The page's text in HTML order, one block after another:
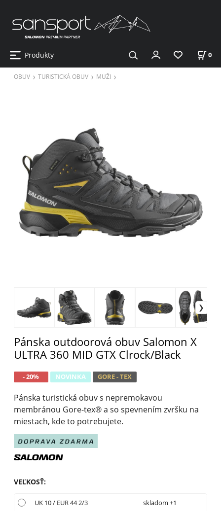
Produkty 0
OBUV TURISTICKÁ OBUV MUŽI
Pánska outdoorová obuv Salomon X
ULTRA 360 MID GTX Clrock/Black
- 20% NOVINKA GORE - TEX
Pánska turistická obuv s nepremokavou
membránou Gore-tex® a so spevnením zvršku na
miestach, kde to potrebujete.
VEĽKOSŤ:
UK 10 / EUR 44 2/3 skladom +1